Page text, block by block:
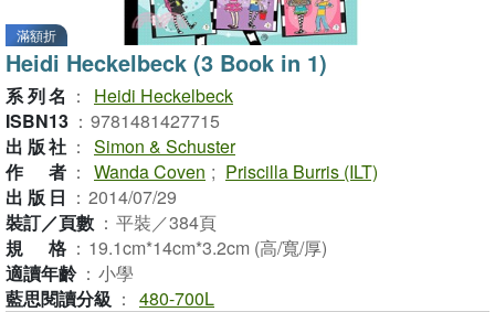
滿額折
Heidi Heckelbeck (3 Book in 1)
系列名 ：
Heidi Heckelbeck
ISBN13 ： 9781481427715
出版社 ： Simon & Schuster
作者 ： Wanda Coven ; Priscilla Burris (ILT)
出版日 ： 2014/07/29
裝訂／頁數 ： 平裝／384頁
規格 ： 19.1cm*14cm*3.2cm (高/寬/厚)
適讀年齡 ： 小學
藍思閱讀分級 ： 480-700L